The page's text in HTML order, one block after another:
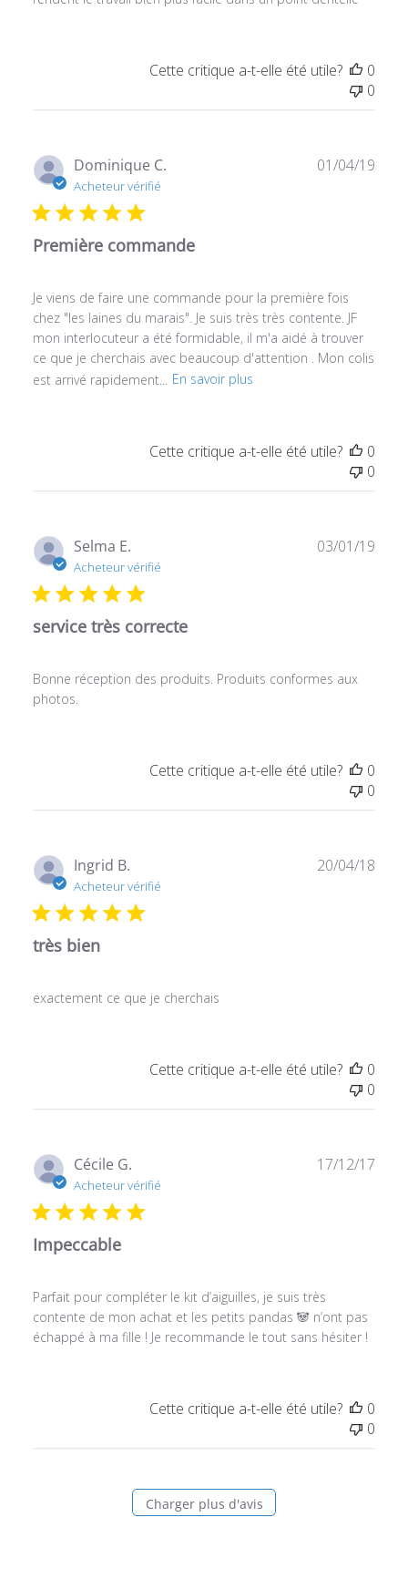
Cette critique a-t-elle été utile?
0
0
Dominique C.
Acheteur vérifié
Première commande
Je viens de faire une commande pour la première fois
chez "les laines du marais". Je suis très très contente. JF
mon interlocuteur a été formidable, il m'a aidé à trouver
ce que je cherchais avec beaucoup d'attention . Mon colis
est arrivé rapidement...
En savoir plus
01/04/19
Cette critique a-t-elle été utile?
0
0
Selma E.
Acheteur vérifié
service très correcte
Bonne réception des produits. Produits conformes aux
photos.
03/01/19
Cette critique a-t-elle été utile?
0
0
Ingrid B.
Acheteur vérifié
très bien
exactement ce que je cherchais
20/04/18
Cette critique a-t-elle été utile?
0
0
Cécile G.
Acheteur vérifié
Impeccable
Parfait pour compléter le kit d’aiguilles, je suis très
contente de mon achat et les petits pandas 🐼 n’ont pas
échappé à ma fille ! Je recommande le tout sans hésiter !
17/12/17
Cette critique a-t-elle été utile?
0
0
Charger plus d'avis